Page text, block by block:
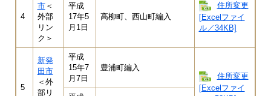
4
市＜
外部
リン
ク＞
平成
17年5
月1日
高柳町、西山町編入
住所変更
[Excelファイ
ル／34KB]
5
新発
田市
＜外
部リ
平成
15年7
月7日
豊浦町編入
住所変更
[Excelファイ